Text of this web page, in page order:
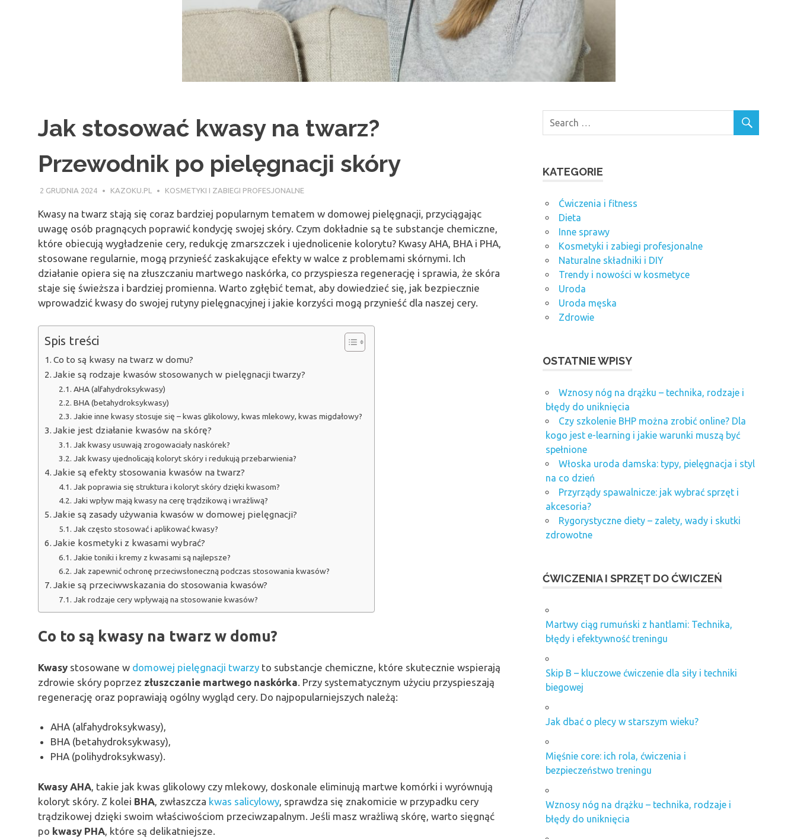
Jak stosować kwasy na twarz?
Przewodnik po pielęgnacji skóry
2 GRUDNIA 2024 KAZOKU.PL KOSMETYKI I ZABIEGI PROFESJONALNE
Kwasy na twarz stają się coraz bardziej popularnym tematem w domowej pielęgnacji, przyciągając
uwagę osób pragnących poprawić kondycję swojej skóry. Czym dokładnie są te substancje chemiczne,
które obiecują wygładzenie cery, redukcję zmarszczek i ujednolicenie kolorytu? Kwasy AHA, BHA i PHA,
stosowane regularnie, mogą przynieść zaskakujące efekty w walce z problemami skórnymi. Ich
działanie opiera się na złuszczaniu martwego naskórka, co przyspiesza regenerację i sprawia, że skóra
staje się świeższa i bardziej promienna. Warto zgłębić temat, aby dowiedzieć się, jak bezpiecznie
wprowadzić kwasy do swojej rutyny pielęgnacyjnej i jakie korzyści mogą przynieść dla naszej cery.
Spis treści
Co to są kwasy na twarz w domu?
Jakie są rodzaje kwasów stosowanych w pielęgnacji twarzy?
AHA (alfahydroksykwasy)
BHA (betahydroksykwasy)
Jakie inne kwasy stosuje się – kwas glikolowy, kwas mlekowy, kwas migdałowy?
Jakie jest działanie kwasów na skórę?
Jak kwasy usuwają zrogowaciały naskórek?
Jak kwasy ujednolicają koloryt skóry i redukują przebarwienia?
Jakie są efekty stosowania kwasów na twarz?
Jak poprawia się struktura i koloryt skóry dzięki kwasom?
Jaki wpływ mają kwasy na cerę trądzikową i wrażliwą?
Jakie są zasady używania kwasów w domowej pielęgnacji?
Jak często stosować i aplikować kwasy?
Jakie kosmetyki z kwasami wybrać?
Jakie toniki i kremy z kwasami są najlepsze?
Jak zapewnić ochronę przeciwsłoneczną podczas stosowania kwasów?
Jakie są przeciwwskazania do stosowania kwasów?
Jak rodzaje cery wpływają na stosowanie kwasów?
Co to są kwasy na twarz w domu?
Kwasy stosowane w domowej pielęgnacji twarzy to substancje chemiczne, które skutecznie wspierają
zdrowie skóry poprzez złuszczanie martwego naskórka. Przy systematycznym użyciu przyspieszają
regenerację oraz poprawiają ogólny wygląd cery. Do najpopularniejszych należą:
AHA (alfahydroksykwasy),
BHA (betahydroksykwasy),
PHA (polihydroksykwasy).
Kwasy AHA, takie jak kwas glikolowy czy mlekowy, doskonale eliminują martwe komórki i wyrównują
koloryt skóry. Z kolei BHA, zwłaszcza kwas salicylowy, sprawdza się znakomicie w przypadku cery
trądzikowej dzięki swoim właściwościom przeciwzapalnym. Jeśli masz wrażliwą skórę, warto sięgnąć
po kwasy PHA, które są delikatniejsze.
KATEGORIE
Ćwiczenia i fitness
Dieta
Inne sprawy
Kosmetyki i zabiegi profesjonalne
Naturalne składniki i DIY
Trendy i nowości w kosmetyce
Uroda
Uroda męska
Zdrowie
OSTATNIE WPISY
Wznosy nóg na drążku – technika, rodzaje i
błędy do uniknięcia
Czy szkolenie BHP można zrobić online? Dla
kogo jest e-learning i jakie warunki muszą być
spełnione
Włoska uroda damska: typy, pielęgnacja i styl
na co dzień
Przyrządy spawalnicze: jak wybrać sprzęt i
akcesoria?
Rygorystyczne diety – zalety, wady i skutki
zdrowotne
ĆWICZENIA I SPRZĘT DO ĆWICZEŃ
Martwy ciąg rumuński z hantlami: Technika,
błędy i efektywność treningu
Skip B – kluczowe ćwiczenie dla siły i techniki
biegowej
Jak dbać o plecy w starszym wieku?
Mięśnie core: ich rola, ćwiczenia i
bezpieczeństwo treningu
Wznosy nóg na drążku – technika, rodzaje i
błędy do uniknięcia